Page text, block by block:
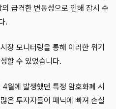
급격한 변동성으로 인해 잠시 수
.
장 모니터링을 통해 이러한 위기
할 수 있었습니다.
월에 발생했던 특정 암호화폐 시
은 투자자들이 패닉에 빠져 손실